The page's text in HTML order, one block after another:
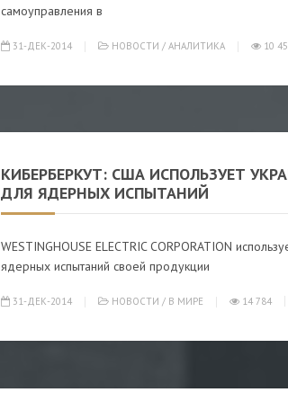
самоуправления в
31-ДЕК-2014 НОВОСТИ / АНАЛИТИКА 10
КИБЕРБЕРКУТ: США ИСПОЛЬЗУЕТ
ДЛЯ ЯДЕРНЫХ ИСПЫТАНИЙ
WESTINGHOUSE ELECTRIC CORPORATION
ядерных испытаний своей продукции
31-ДЕК-2014 НОВОСТИ / В МИРЕ 14 784